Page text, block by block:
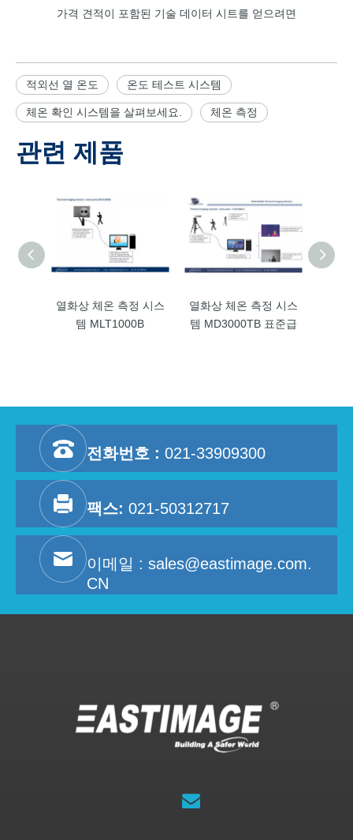
가격 견적이 포함된 기술 데이터 시트를 얻으려면
적외선 열 온도 온도 테스트 시스템
체온 확인 시스템을 살펴보세요. 체온 측정
관련 제품
열화상 체온 측정 시스
템 MLT1000B
열화상 체온 측정 시스
템 MD3000TB 표준급
전화번호 : 021-33909300
팩스: 021-50312717
이메일 : sales@eastimage.com.
CN